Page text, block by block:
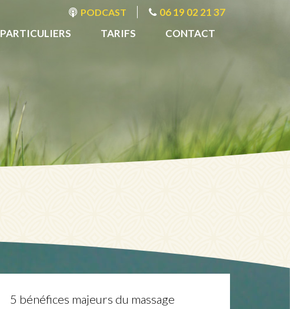
PODCAST
06 19 02 21 37
PARTICULIERS TARIFS CONTACT
5 bénéfices majeurs du massage